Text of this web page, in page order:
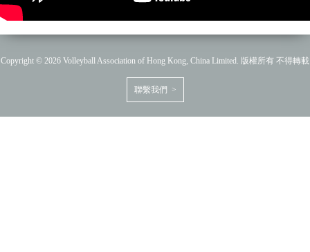
Copyright © 2026 Volleyball Association of Hong Kong, China Limited. 版權所有 不得轉載
聯繫我們 >